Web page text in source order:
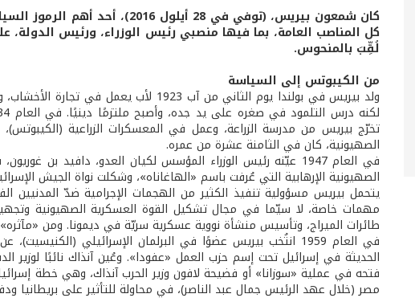
كل المناصب العامة، بما فيها منصبي رئيس الوزراء، ورئيس
لُقِّبَ بالمنحوس.
من الكيبوتس إلى السياسة
ولد بيريس في بولندا يوم الثاني من آب
تخرّج بيريس من مدرسة الزراعة، وعمل في المعسكرات الزراعية
الصهيونية، كان في الثامنة عشرة من عمره.
في العام 1947 عيّنه رئيس الوزراء المؤسس لكيان العدو،
الصهيونية الإرهابية التي عُرفت باسم «الهاغاناه»، وشكلت نواة الجيش
مهمات خاصة، لا سيّما في مجال تشكيل القوة العسكرية الصهيونية
طائرات الميراج، وتأسيس منشأة نووية عسكرية سريّة في ديمونا. ومن «مآثره»
في العام 1959 انتُخب بيريس عضوًا في البرلمان الإسرائيلي
مصر (خلال عهد الرئيس جمال عبد الناصر)، في محاولة للتأثير على